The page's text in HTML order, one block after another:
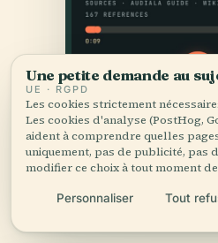
Une petite demande au
UE · RGPD
Les cookies strictement
Les cookies d'analyse (PostHog,
aident à comprendre quelles
uniquement, pas de publicité, pas
modifier ce choix à tout moment
Personnaliser Tout